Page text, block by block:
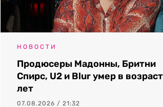
НОВОСТИ
Продюсеры Мадонны, Бритни
Спирс, U2 и Blur умер в
лет
07.08.2026 / 21:32